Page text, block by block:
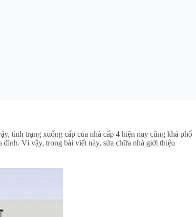
tình trạng xuống cấp của nhà cấp 4 hiện nay cũng khá phổ
đình. Vì vậy, trong bài viết này, sửa chữa nhà giới thiệu